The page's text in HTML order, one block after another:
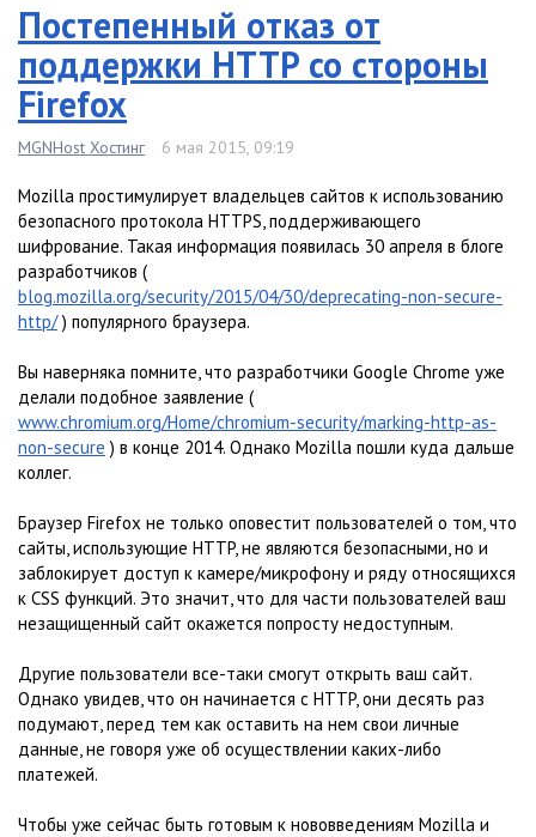
Постепенный отказ от
поддержки HTTP со стороны
Firefox
MGNHost Хостинг 6 мая 2015, 09:19
Mozilla простимулирует владельцев сайтов к использованию
безопасного протокола HTTPS, поддерживающего
шифрование. Такая информация появилась 30 апреля в блоге
разработчиков (
blog.mozilla.org/security/2015/04/30/deprecating-non-secure-
http/) популярного браузера.
Вы наверняка помните, что разработчики Google Chrome уже
делали подобное заявление (
www.chromium.org/Home/chromium-security/marking-http-as-
non-secure ) в конце 2014. Однако Mozilla пошли куда дальше
коллег.
Браузер Firefox не только оповестит пользователей о том, что
сайты, использующие HTTP, не являются безопасными, но и
заблокирует доступ к камере/микрофону и ряду относящихся
к CSS функций. Это значит, что для части пользователей ваш
незащищенный сайт окажется попросту недоступным.
Другие пользователи все-таки смогут открыть ваш сайт.
Однако увидев, что он начинается с HTTP, они десять раз
подумают, перед тем как оставить на нем свои личные
данные, не говоря уже об осуществлении каких-либо
платежей.
Чтобы уже сейчас быть готовым к нововведениям Mozilla и